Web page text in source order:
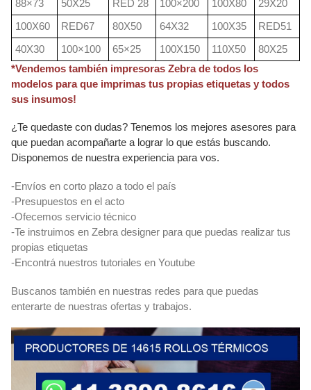
88×73 50X25 RED 28 100×200 100X80
29X20
100X60
RED67 80X50 64X32 100X35
RED51
40X30
100×100 65×25 100X150 110X50
80X25
*Vendemos también impresoras Zebra de todos los
modelos para que imprimas tus propias etiquetas y todos
sus insumos!
¿Te quedaste con dudas? Tenemos los mejores asesores para
que puedan acompañarte a lograr lo que estás buscando.
Disponemos de nuestra experiencia para vos.
-Envíos en corto plazo a todo el país
-Presupuestos en el acto
-Ofecemos servicio técnico
-Te instruimos en Zebra designer para que puedas realizar tus
propias etiquetas
-Encontrá nuestros tutoriales en Youtube
Buscanos también en nuestras redes para que puedas
enterarte de nuestras ofertas y trabajos.